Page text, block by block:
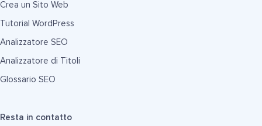
Crea un Sito Web
Tutorial WordPress
Analizzatore SEO
Analizzatore di Titoli
Glossario SEO
Resta in contatto